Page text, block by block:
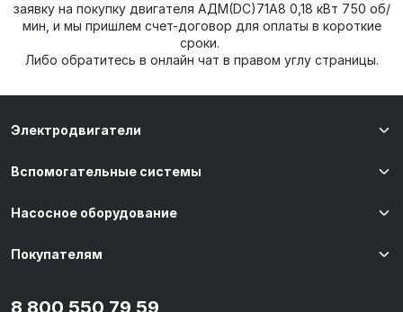
заявку на покупку двигателя АДМ(DC)71А8 0,18 кВт 750 об/
мин, и мы пришлем счет-договор для оплаты в короткие
сроки.
Либо обратитесь в онлайн чат в правом углу страницы.
Электродвигатели
Вспомогательные системы
Насосное оборудование
Покупателям
8 800 550 79 59